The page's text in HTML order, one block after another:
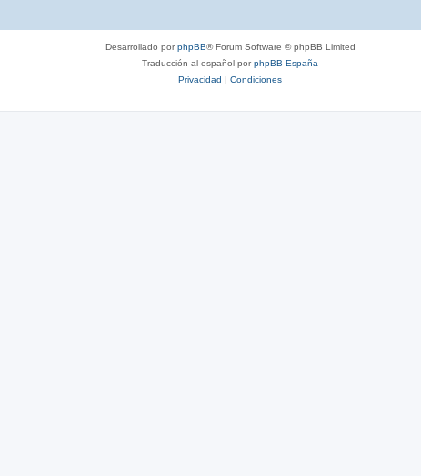
Desarrollado porphpBB® Forum Software © phpBB Limited
Traducción al español porphpBB España
Privacidad | Condiciones